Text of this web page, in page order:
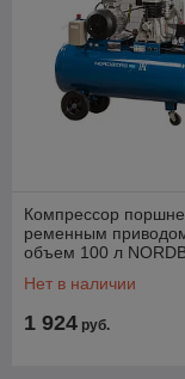
Компрессор
ременным
объем 100 л
Нет в наличии
1 924 руб.